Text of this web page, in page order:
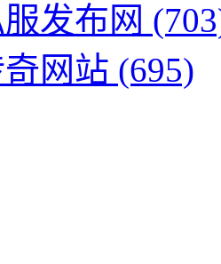
发布网
网站 (695)